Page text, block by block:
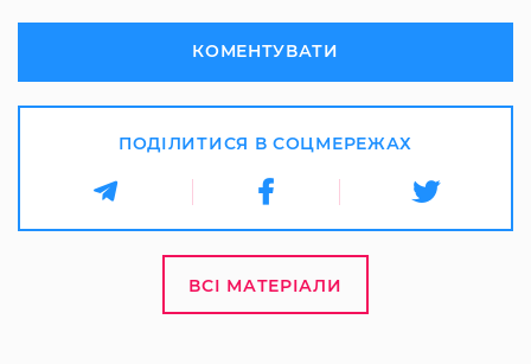
КОМЕНТУВАТИ
ПОДІЛИТИСЯ В СОЦМЕРЕЖАХ
ВСІ МАТЕРІАЛИ